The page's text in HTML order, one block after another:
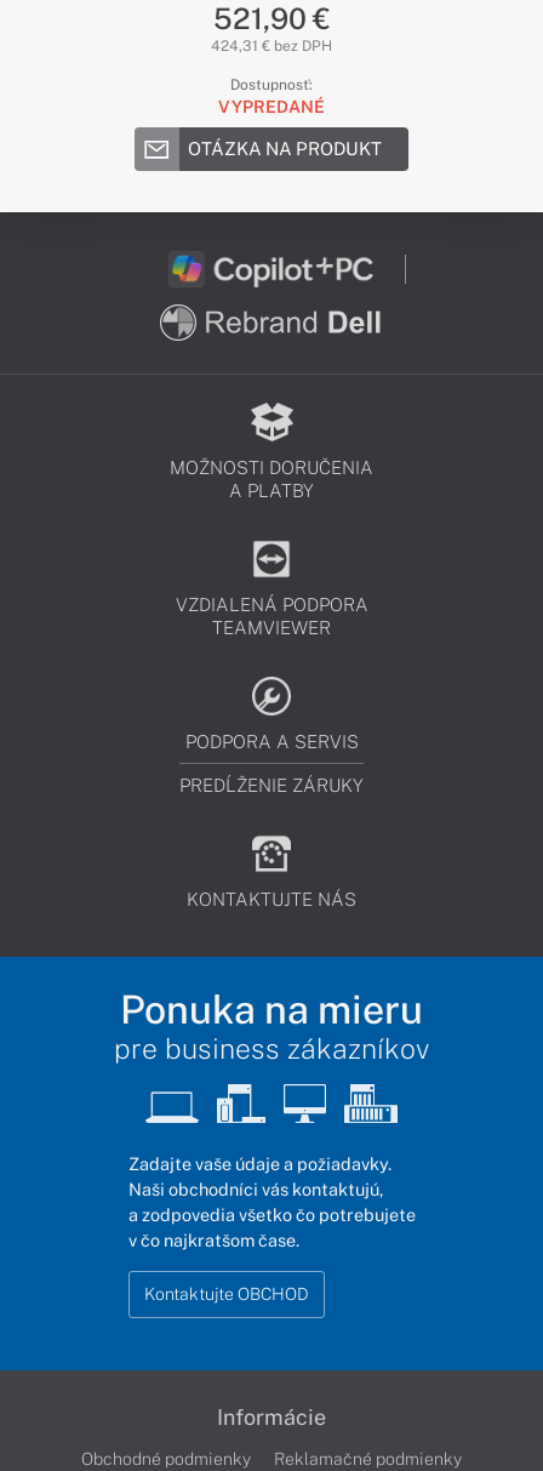
521,90 €
424,31 € bez DPH
Dostupnosť:
VYPREDANÉ
OTÁZKA NA PRODUKT
MOŽNOSTI DORUČENIA
A PLATBY
VZDIALENÁ PODPORA
TEAMVIEWER
PODPORA A SERVIS
PREDĹŽENIE ZÁRUKY
KONTAKTUJTE NÁS
Ponuka na mieru
pre business zákazníkov
Zadajte vaše údaje a požiadavky.
Naši obchodníci vás kontaktujú,
a zodpovedia všetko čo potrebujete
v čo najkratšom čase.
Kontaktujte OBCHOD
Informácie
Obchodné podmienky
Reklamačné podmienky